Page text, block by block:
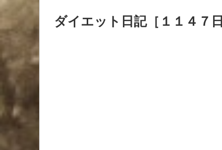
ダイエット日記［１１４７